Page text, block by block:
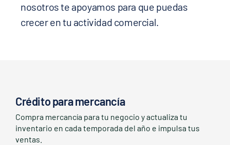
nosotros te apoyamos para que puedas
crecer en tu actividad comercial.
Crédito para mercancía
Compra mercancía para tu negocio y actualiza tu
inventario en cada temporada del año e impulsa tus
ventas.